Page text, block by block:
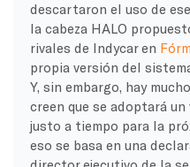
descartaron el uso de
la cabeza HALO
rivales de Indycar en
propia versión del
Y, sin embargo, hay
creen que se adoptará
justo a tiempo para la
eso se basa en una